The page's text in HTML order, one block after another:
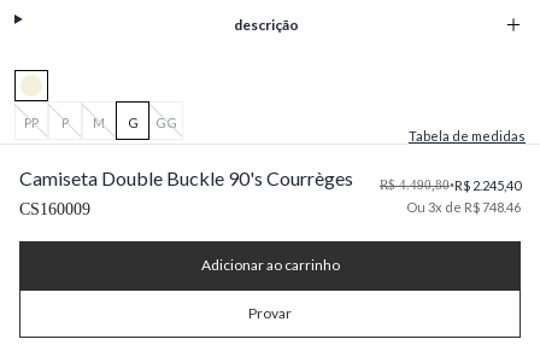
descrição
PP P M G
GG
Tabela de medidas
Camiseta Double Buckle 90's Courrèges
CS160009
R$ 4.490,80•R$ 2.245,40
Ou 3x de R$ 748.46
Adicionar ao carrinho
Provar